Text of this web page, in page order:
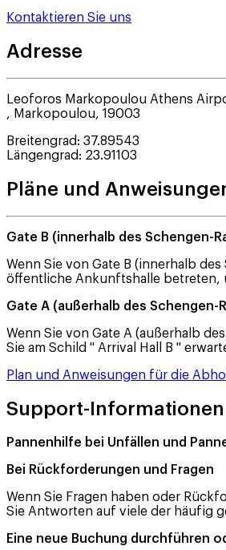
Kontaktieren Sie uns
Adresse
Leoforos Markopoulou Athens
, Markopoulou, 19003
Breitengrad: 37.89543
Längengrad: 23.91103
Pläne und
Gate B (innerhalb des Schengen-
Wenn Sie von Gate B (innerhalb
öffentliche Ankunftshalle betreten,
Gate A (außerhalb des Schengen-
Wenn Sie von Gate A (außerhalb
Sie am Schild " Arrival Hall B "
Plan und Anweisungen für die
Support-
Pannenhilfe bei Unfällen und
Bei Rückforderungen und Fragen
Wenn Sie Fragen haben oder
Sie Antworten auf viele der häufig
Eine neue Buchung durchführen